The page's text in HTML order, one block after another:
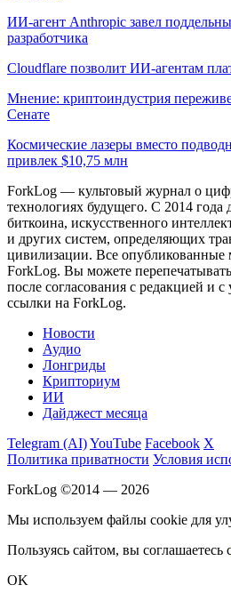
ИИ-агент Anthropic завел
разработчика
Cloudflare позволит ИИ-агентам
Мнение: криптоиндустрия
Сенате
Космические лазеры вместо
привлек $10,75 млн
ForkLog — культовый журнал о
технологиях будущего. С 2014 года
биткоина, искусственного
и других систем, определяющих
цивилизации. Все опубликованные
ForkLog. Вы можете
после согласования с редакцией и
ссылки на ForkLog.
Новости
Аудио
Лонгриды
Крипториум
ИИ
Дайджест месяца
Telegram (AI)YouTube Facebook X
Политика приватности Условия
ForkLog ©2014 — 2026
Мы используем файлы cookie для
Пользуясь сайтом, вы соглашаетесь
OK